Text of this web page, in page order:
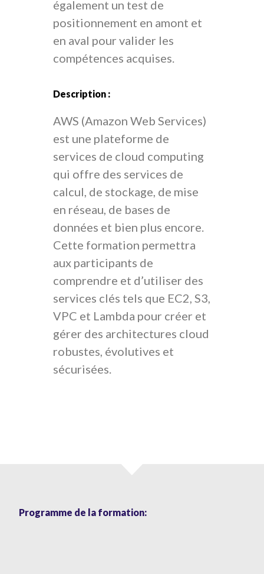
également un test de
positionnement en amont et
en aval pour valider les
compétences acquises.
Description :​
AWS (Amazon Web Services)
est une plateforme de
services de cloud computing
qui offre des services de
calcul, de stockage, de mise
en réseau, de bases de
données et bien plus encore.
Cette formation permettra
aux participants de
comprendre et d’utiliser des
services clés tels que EC2, S3,
VPC et Lambda pour créer et
gérer des architectures cloud
robustes, évolutives et
sécurisées.
Programme de la formation: